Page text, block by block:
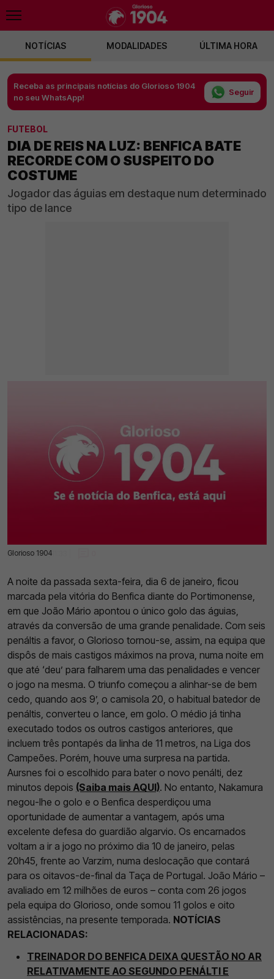
NOTÍCIAS MODALIDADES ÚLTIMA HORA
Receba as principais notícias do Glorioso 1904
no seu WhatsApp!
Seguir
FUTEBOL
DIA DE REIS NA LUZ: BENFICA BATE
RECORDE COM O SUSPEITO DO
COSTUME
Jogador das águias em destaque num determinado
tipo de lance
Glorioso 1904
07 Jan 2023 | 11:33 |
A noite da passada sexta-feira, dia 6 de janeiro, ficou
marcada pela vitória do Benfica diante do Portimonense,
em que João Mário apontou o único golo das águias,
através da conversão de uma grande penalidade. Com seis
penáltis a favor, o Glorioso tornou-se, assim, na equipa que
dispôs de mais castigos máximos na prova, numa noite em
que até ‘deu’ para falharem uma das penalidades e vencer
o jogo na mesma. O triunfo começou a alinhar-se de bem
cedo, quando aos 9’, o camisola 20, o habitual batedor de
penáltis, converteu o lance, em golo. O médio já tinha
executado todos os outros castigos anteriores, que
incluem três pontapés da linha de 11 metros, na Liga dos
Campeões. Porém, houve uma surpresa na partida.
Aursnes foi o escolhido para bater o novo penálti, dez
minutos depois (Saiba mais AQUI). No entanto, Nakamura
negou-lhe o golo e o Benfica desperdiçou uma
oportunidade de aumentar a vantagem, após uma
excelente defesa do guardião algarvio. Os encarnados
voltam a ir a jogo no próximo dia 10 de janeiro, pelas
20h45, frente ao Varzim, numa deslocação que contará
para os oitavos-de-final da Taça de Portugal. João Mário –
avaliado em 12 milhões de euros – conta com 26 jogos
pela equipa do Glorioso, onde somou 11 golos e oito
assistências, na presente temporada. NOTÍCIAS
RELACIONADAS:
TREINADOR DO BENFICA DEIXA QUESTÃO NO AR
RELATIVAMENTE AO SEGUNDO PENÁLTI E